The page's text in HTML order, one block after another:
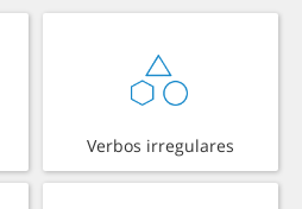
Verbos irregulares